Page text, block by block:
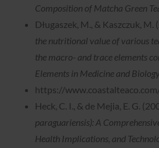
Composition of Matcha Green
Długaszek, M., & Kaszczuk, M.
the nutritional value of various
the macro- and trace elements
Elements in Medicine and
https://
Heck, C. I., & de Mejia, E. G.
paraguariensis): A
Health Implications, and